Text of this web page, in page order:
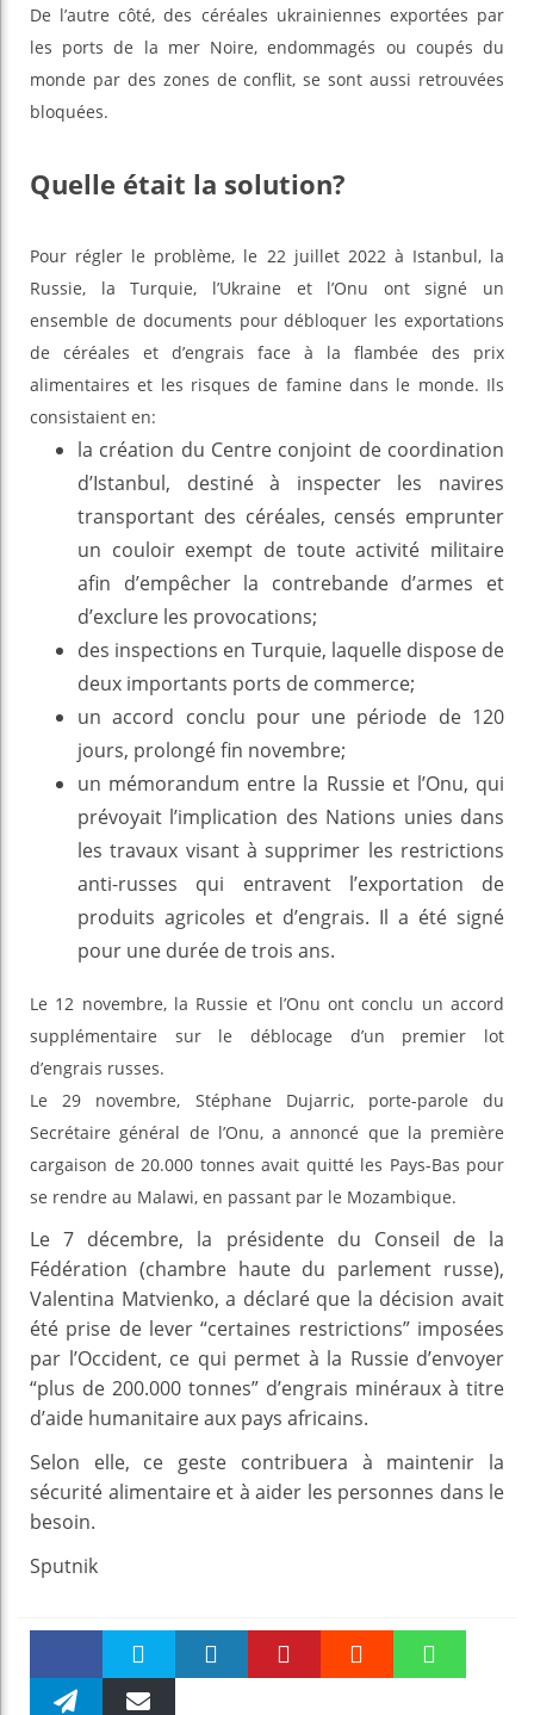
De l’autre côté, des céréales ukrainiennes exportées par
les ports de la mer Noire, endommagés ou coupés du
monde par des zones de conflit, se sont aussi retrouvées
bloquées.
Quelle était la solution?
Pour régler le problème, le 22 juillet 2022 à Istanbul, la
Russie, la Turquie, l’Ukraine et l’Onu ont signé un
ensemble de documents pour débloquer les exportations
de céréales et d’engrais face à la flambée des prix
alimentaires et les risques de famine dans le monde. Ils
consistaient en:
la création du Centre conjoint de coordination
d’Istanbul, destiné à inspecter les navires
transportant des céréales, censés emprunter
un couloir exempt de toute activité militaire
afin d’empêcher la contrebande d’armes et
d’exclure les provocations;
des inspections en Turquie, laquelle dispose de
deux importants ports de commerce;
un accord conclu pour une période de 120
jours, prolongé fin novembre;
un mémorandum entre la Russie et l’Onu, qui
prévoyait l’implication des Nations unies dans
les travaux visant à supprimer les restrictions
anti-russes qui entravent l’exportation de
produits agricoles et d’engrais. Il a été signé
pour une durée de trois ans.
Le 12 novembre, la Russie et l’Onu ont conclu un accord
supplémentaire sur le déblocage d’un premier lot
d’engrais russes.
Le 29 novembre, Stéphane Dujarric, porte-parole du
Secrétaire général de l’Onu, a annoncé que la première
cargaison de 20.000 tonnes avait quitté les Pays-Bas pour
se rendre au Malawi, en passant par le Mozambique.
Le 7 décembre, la présidente du Conseil de la
Fédération (chambre haute du parlement russe),
Valentina Matvienko, a déclaré que la décision avait
été prise de lever “certaines restrictions” imposées
par l’Occident, ce qui permet à la Russie d’envoyer
“plus de 200.000 tonnes” d’engrais minéraux à titre
d’aide humanitaire aux pays africains.
Selon elle, ce geste contribuera à maintenir la
sécurité alimentaire et à aider les personnes dans le
besoin.
Sputnik
Faceboo Twitter